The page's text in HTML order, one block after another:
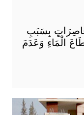
قَاصِرَاتٍ بِسَبَبِ
الْمَاءِ وَعَدَمَ